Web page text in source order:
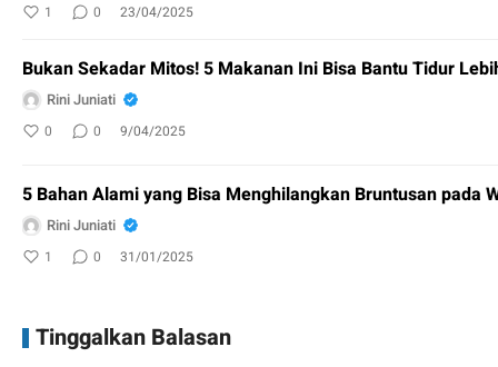
1 0 23/04/2025
Bukan Sekadar Mitos! 5 Makanan Ini Bisa Bantu Tidur
Rini Juniati
0 0 9/04/2025
5 Bahan Alami yang Bisa Menghilangkan Bruntusan pada
Rini Juniati
1 0 31/01/2025
Tinggalkan Balasan